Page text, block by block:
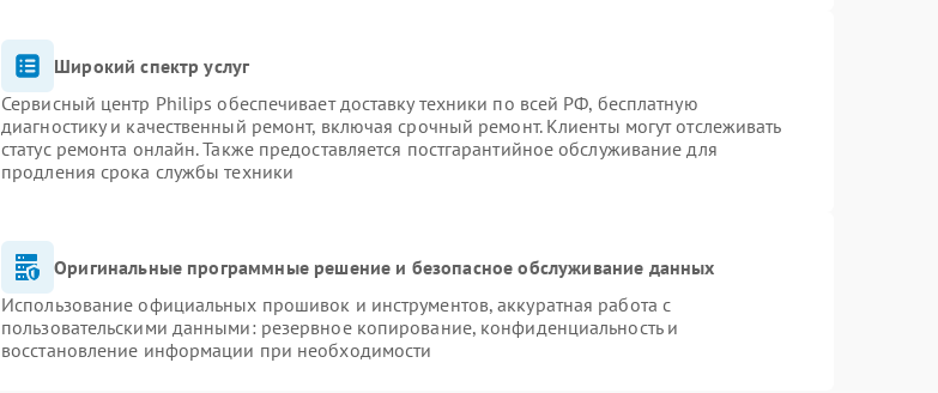
Широкий спектр услуг
Сервисный центр Philips обеспечивает доставку техники по всей РФ, бесплатную
диагностику и качественный ремонт, включая срочный ремонт. Клиенты могут отслеживать
статус ремонта онлайн. Также предоставляется постгарантийное обслуживание для
продления срока службы техники
Оригинальные программные решение и безопасное обслуживание данных
Использование официальных прошивок и инструментов, аккуратная работа с
пользовательскими данными: резервное копирование, конфиденциальность и
восстановление информации при необходимости